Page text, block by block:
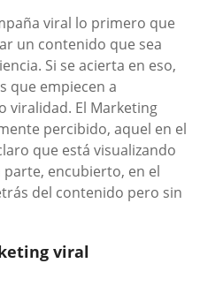
viral lo primero que
un contenido que sea
Si se acierta en eso,
que empiecen a
viralidad. El Marketing
percibido, aquel en el
que está visualizando
encubierto, en el
del contenido pero sin
viral